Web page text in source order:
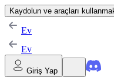
Kaydolun ve araçları
Ev
Ev
Giriş Yap